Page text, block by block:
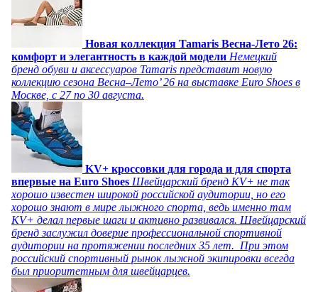
Новая коллекция Tamaris Весна-Лето 26:
комфорт и элегантность в каждой модели Немецкий
бренд обуви и аксессуаров Tamaris представит новую
коллекцию сезона Весна–Лето’ 26 на выставке Euro Shoes в
Москве, с 27 по 30 августа.
KV+ кроссовки для города и для спорта
впервые на Euro Shoes Швейцарский бренд KV+ не так
хорошо известен широкой российской аудитории, но его
хорошо знают в мире лыжного спорта, ведь именно там
KV+ делал первые шаги и активно развивался. Швейцарский
бренд заслужил доверие профессиональной спортивной
аудитории на протяжении последних 35 лет. При этом
российский спортивный рынок лыжной экипировки всегда
был приоритетным для швейцарцев.